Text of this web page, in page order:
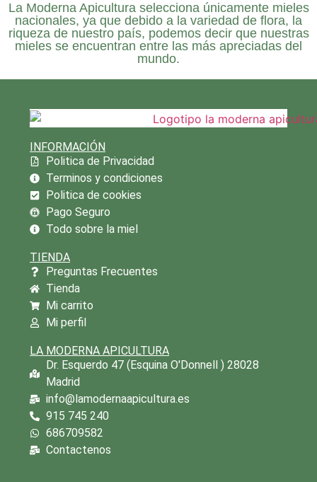
La Moderna Apiculturaselecciona únicamente mieles
nacionales, ya que debido a la variedad de flora, la
riqueza de nuestro país, podemos decir que nuestras
mieles se encuentran entre las más apreciadas del
mundo.
INFORMACIÓN
Politica de Privacidad
Terminos y condiciones
Politica de cookies
Pago Seguro
Todo sobre la miel
TIENDA
Preguntas Frecuentes
Tienda
Mi carrito
Mi perfil
LA MODERNA APICULTURA
Dr. Esquerdo 47 (Esquina O'Donnell ) 28028
Madrid
info@lamodernaapicultura.es
915 745 240
686709582
Contactenos